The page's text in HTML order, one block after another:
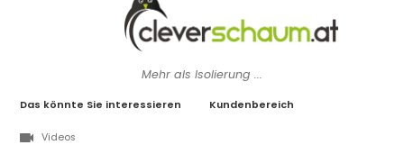
Mehr als Isolierung ...
Das könnte Sie interessieren
Videos
Kundenbereich